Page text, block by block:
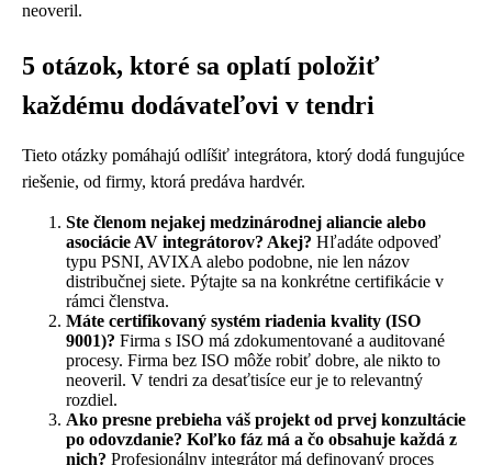
neoveril.
5 otázok, ktoré sa oplatí položiť
každému dodávateľovi v tendri
Tieto otázky pomáhajú odlíšiť integrátora, ktorý dodá fungujúce
riešenie, od firmy, ktorá predáva hardvér.
Ste členom nejakej medzinárodnej aliancie alebo
asociácie AV integrátorov? Akej? Hľadáte odpoveď
typu PSNI, AVIXA alebo podobne, nie len názov
distribučnej siete. Pýtajte sa na konkrétne certifikácie v
rámci členstva.
Máte certifikovaný systém riadenia kvality (ISO
9001)? Firma s ISO má zdokumentované a auditované
procesy. Firma bez ISO môže robiť dobre, ale nikto to
neoveril. V tendri za desaťtisíce eur je to relevantný
rozdiel.
Ako presne prebieha váš projekt od prvej konzultácie
po odovzdanie? Koľko fáz má a čo obsahuje každá z
nich? Profesionálny integrátor má definovaný proces